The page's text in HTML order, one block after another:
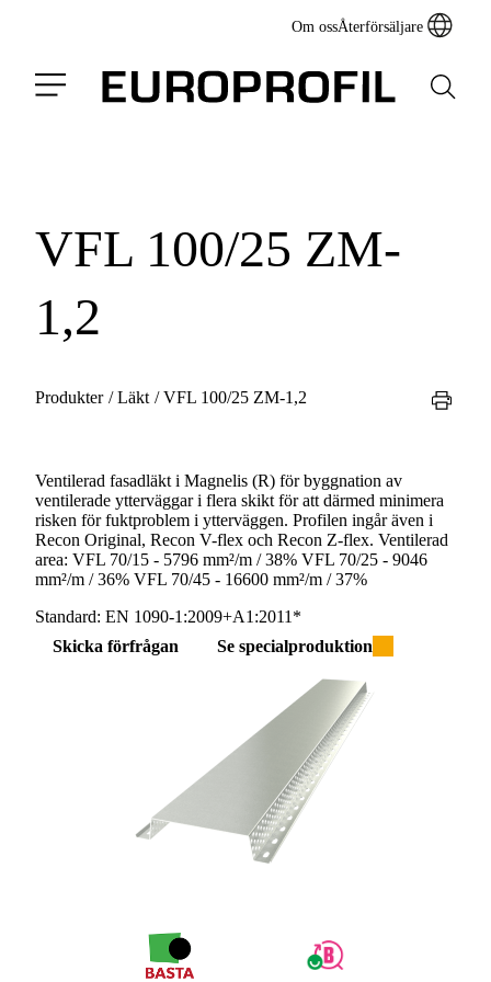
Om ossÅterförsäljare
VFL 100/25 ZM-
1,2
Produkter /Läkt /VFL 100/25 ZM-1,2
Ventilerad fasadläkt i Magnelis (R) för byggnation av
ventilerade ytterväggar i flera skikt för att därmed minimera
risken för fuktproblem i ytterväggen. Profilen ingår även i
Recon Original, Recon V-flex och Recon Z-flex. Ventilerad
area: VFL 70/15 - 5796 mm²/m / 38% VFL 70/25 - 9046
mm²/m / 36% VFL 70/45 - 16600 mm²/m / 37%
Standard: EN 1090-1:2009+A1:2011*
Skicka förfrågan
Se specialproduktion